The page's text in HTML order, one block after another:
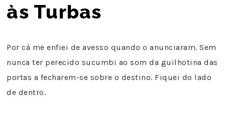
às Turbas
Por cá me enfiei de avesso quando o anunciaram. Sem
nunca ter perecido sucumbi ao som da guilhotina das
portas a fecharem-se sobre o destino. Fiquei do lado
de dentro.